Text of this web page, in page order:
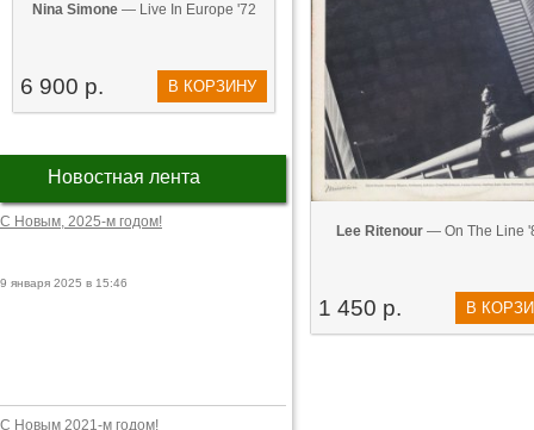
Nina Simone— Live In Europe '72
6 900 р. В КОРЗИНУ
Новостная лента
С Новым, 2025-м годом!
9 января 2025 в 15:46
С Новым 2021-м годом!
Lee Ritenour — On The Line
1 450 р. В